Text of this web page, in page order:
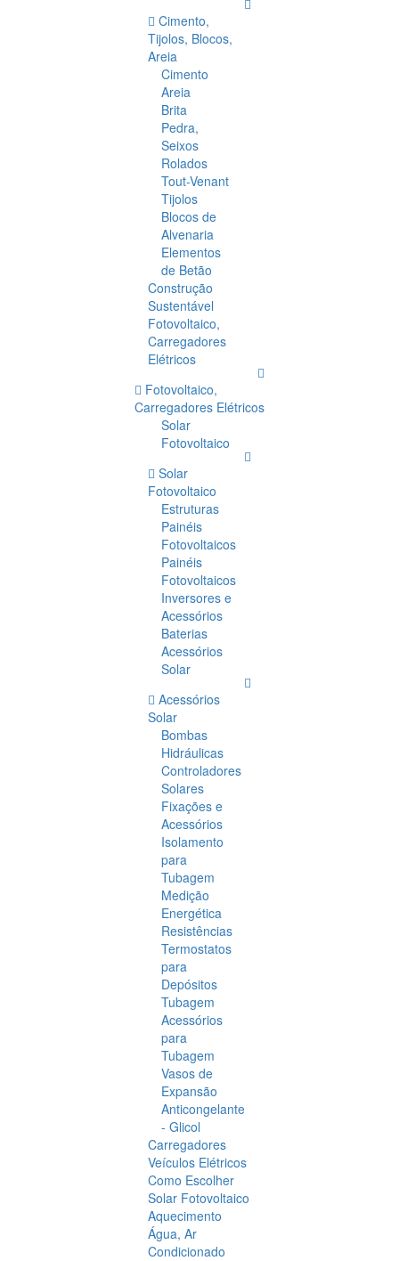
Cimento,
Tijolos, Blocos,
Areia
Cimento
Areia
Brita
Pedra,
Seixos
Rolados
Tout-Venant
Tijolos
Blocos de
Alvenaria
Elementos
de Betão
Construção
Sustentável
Fotovoltaico,
Carregadores
Elétricos
Fotovoltaico,
Carregadores Elétricos
Solar
Fotovoltaico
Solar
Fotovoltaico
Estruturas
Painéis
Fotovoltaicos
Painéis
Fotovoltaicos
Inversores e
Acessórios
Baterias
Acessórios
Solar
Acessórios
Solar
Bombas
Hidráulicas
Controladores
Solares
Fixações e
Acessórios
Isolamento
para
Tubagem
Medição
Energética
Resistências
Termostatos
para
Depósitos
Tubagem
Acessórios
para
Tubagem
Vasos de
Expansão
Anticongelante
- Glicol
Carregadores
Veículos Elétricos
Como Escolher
Solar Fotovoltaico
Aquecimento
Água, Ar
Condicionado